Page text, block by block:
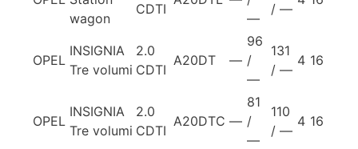
wagon
CDTI
—
/ —
OPEL
INSIGNIA
Tre volumi
2.0
CDTI
A20DT —
96
/
—
131
/ —
4 16
OPEL
INSIGNIA
Tre volumi
2.0
CDTI
A20DTC —
81
/
—
110
/ —
4 16